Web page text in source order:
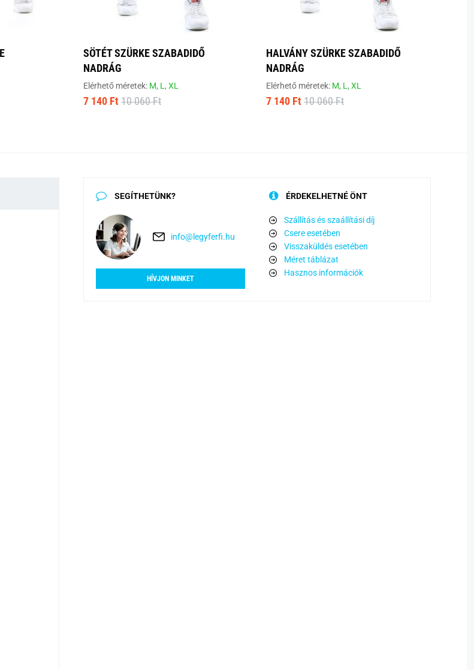
SÖTÉT SZÜRKE SZABADIDŐ
NADRÁG
Elérhető méretek: M, L,XL
7 140 Ft 10 060 Ft
HALVÁNY SZÜRKE SZABADIDŐ
NADRÁG
Elérhető méretek: M, L,XL
7 140 Ft 10 060 Ft
SEGÍTHETÜNK?
info@legyferfi.hu
HÍVJON MINKET
ÉRDEKELHETNÉ ÖNT
Szállítás és szaállítási díj
Csere esetében
Visszaküldés esetében
Méret táblázat
Hasznos információk